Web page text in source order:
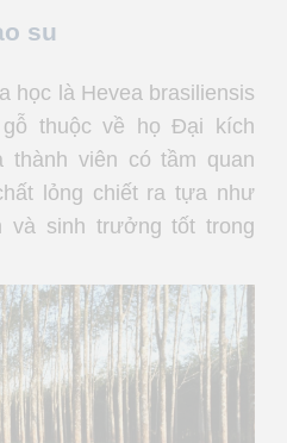
su
học là Hevea brasiliensis
thuộc về họ Đại kích
thành viên có tầm quan
lỏng chiết ra tựa như
và sinh trưởng tốt trong